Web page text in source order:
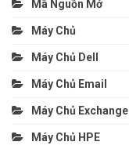
Mã Nguồn Mở
Máy Chủ
Máy Chủ Dell
Máy Chủ Email
Máy Chủ Exchange
Máy Chủ HPE